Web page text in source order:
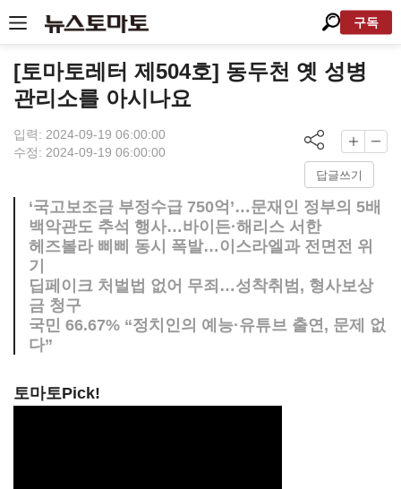
구독
[토마토레터 제504호] 동두천 옛 성병
관리소를 아시나요
입력: 2024-09-19 06:00:00
수정: 2024-09-19 06:00:00
답글쓰기
‘국고보조금 부정수급 750억’…문재인 정부의 5배
백악관도 추석 행사…바이든·해리스 서한
헤즈볼라 삐삐 동시 폭발…이스라엘과 전면전 위
기
딥페이크 처벌법 없어 무죄…성착취범, 형사보상
금 청구
국민 66.67% “정치인의 예능·유튜브 출연, 문제 없
다”
토마토Pick!